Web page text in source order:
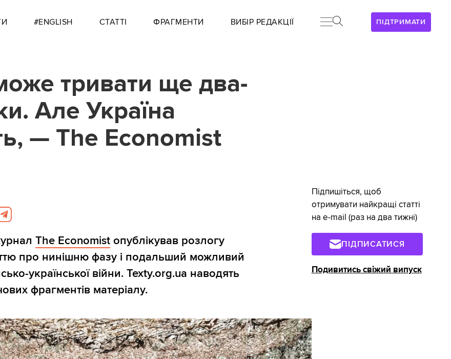
ПІДТРИМАТИ
#ENGLISH СТАТТІ ФРАГМЕНТИ ВИБІР РЕДАКЦІЇ
тривати ще два-
Але Україна
— The Economist
The Economistопублікував розлогу
про нинішню фазу і подальший можливий
української війни. Texty.org.ua наводять
фрагментів матеріалу.
Підпишіться, щоб
отримувати найкращі статті
на e-mail (раз на два тижні)
ПІДПИСАТИСЯ
Подивитись свіжий випуск